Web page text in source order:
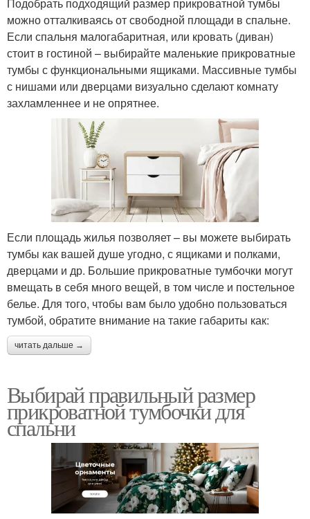
можно отталкиваясь от свободной площади в спальне.
Если спальня малогабаритная, или кровать (диван)
стоит в гостиной – выбирайте маленькие прикроватные
тумбы с функциональными ящиками. Массивные тумбы
с нишами или дверцами визуально сделают комнату
захламленнее и не опрятнее.
Если площадь жилья позволяет – вы можете выбирать
тумбы как вашей душе угодно, с ящиками и полками,
дверцами и др. Большие прикроватные тумбочки могут
вмещать в себя много вещей, в том числе и постельное
белье. Для того, чтобы вам было удобно пользоваться
тумбой, обратите внимание на такие габариты как:
читать дальше →
Выбирай правильный размер
прикроватной тумбочки для
спальни